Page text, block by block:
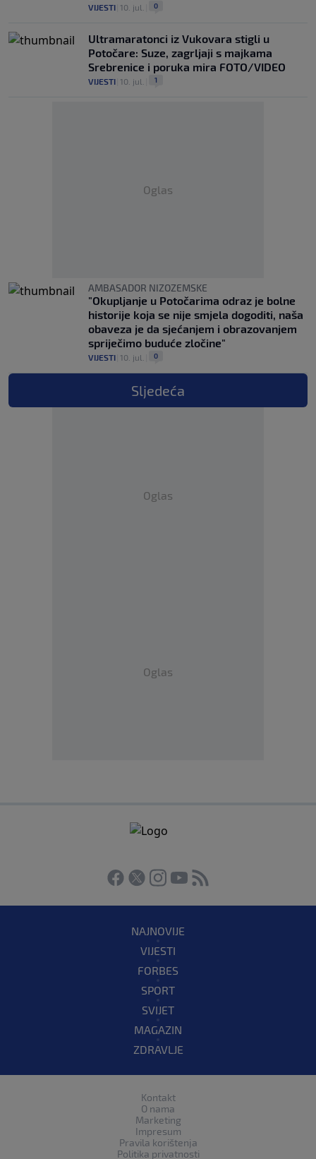
VIJESTI 10. jul. 0
Ultramaratonci iz Vukovara stigli u
Potočare: Suze, zagrljaji s majkama
Srebrenice i poruka mira FOTO/VIDEO
VIJESTI 10. jul. 1
Oglas
AMBASADOR NIZOZEMSKE
"Okupljanje u Potočarima odraz je bolne
historije koja se nije smjela dogoditi, naša
obaveza je da sjećanjem i obrazovanjem
spriječimo buduće zločine"
VIJESTI 10. jul. 0
Sljedeća
Oglas
Oglas
NAJNOVIJE
VIJESTI
FORBES
SPORT
SVIJET
MAGAZIN
ZDRAVLJE
Kontakt
O nama
Marketing
Impresum
Pravila korištenja
Politika privatnosti